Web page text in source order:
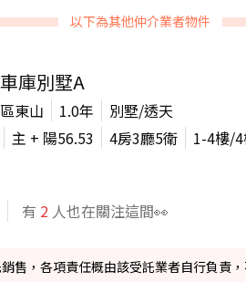
以下為其他仲介業者物件
庫別墅A
東山 1.0年
別墅/透天
主 + 陽56.53 4房3廳5衛 1-4樓/4
有 2 人也在關注這間👀
售，各項責任概由該受託業者自行負責